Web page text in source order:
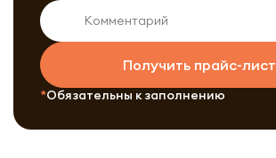
Получить прайс-лист
Обязательны к заполнению